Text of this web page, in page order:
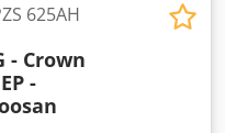
625AH
- Crown
-